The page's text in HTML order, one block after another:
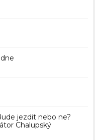
jezdit nebo ne?
Chalupský